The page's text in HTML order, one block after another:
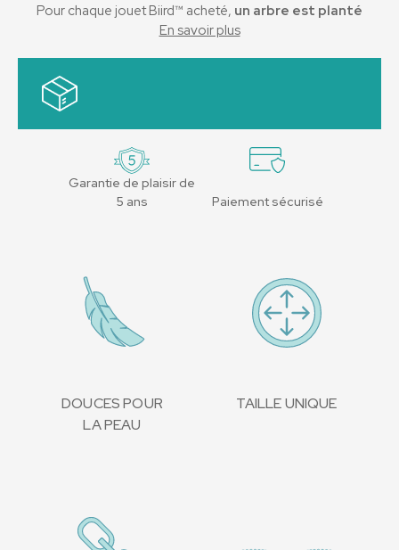
Pour chaque jouet Biird™ acheté, un arbre est planté
En savoir plus
reforestation mondiale, un arbre est planté chaque fois
que vous effectuez un achat sur notre site web.
Garantie de plaisir de
5 ans
Paiement sécurisé
DOUCES POUR
LA PEAU
TAILLE UNIQUE